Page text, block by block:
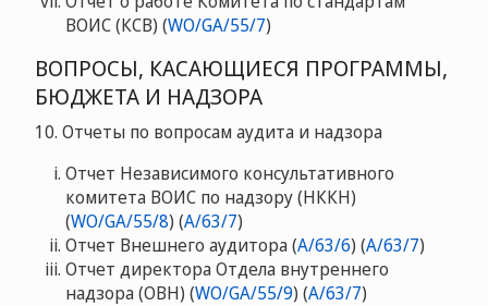
ВОИС (КСВ) (WO/GA/55/7)
ВОПРОСЫ, КАСАЮЩИЕСЯ ПРОГРАММЫ,
БЮДЖЕТА И НАДЗОРА
10. Отчеты по вопросам аудита и надзора
Отчет Независимого консультативного
комитета ВОИС по надзору (НККН)
(WO/GA/55/8) (A/63/7)
Отчет Внешнего аудитора (A/63/6) (A/63/7)
Отчет директора Отдела внутреннего
надзора (ОВН) (WO/GA/55/9) (A/63/7)